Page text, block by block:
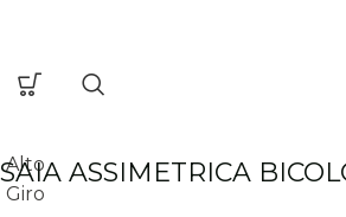
Alto
Giro
SAIA ASSIMETRICA